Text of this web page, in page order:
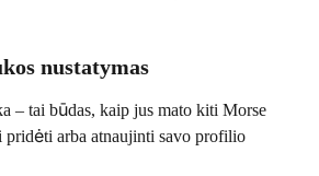
nustatymas
– tai būdas, kaip jus mato kiti Morse
pridėti arba atnaujinti savo profilio